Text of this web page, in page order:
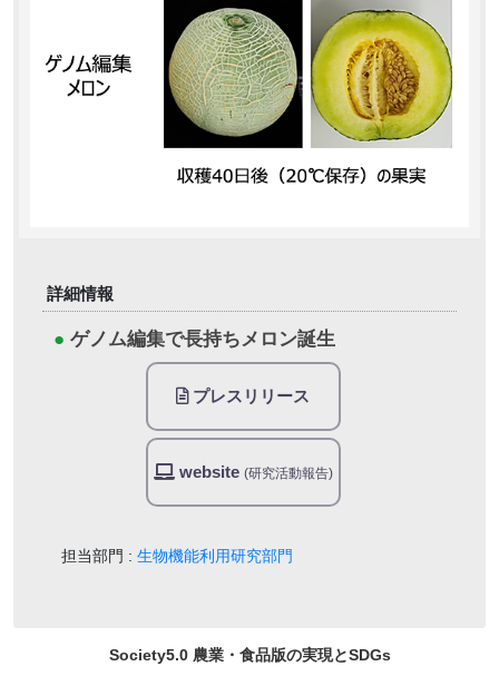
詳細情報
● ゲノム編集で長持ちメロン誕生
プレスリリース
website (研究活動報告)
担当部門 :生物機能利用研究部門
Society5.0 農業・食品版の実現とSDGs